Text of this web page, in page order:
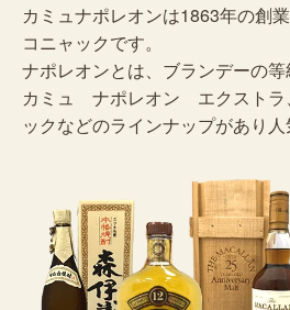
カミュナポレオンは1863年の創
コニャックです。
ナポレオンとは、ブランデーの等
カミュ ナポレオン エクストラ
ックなどのラインナップがあり人